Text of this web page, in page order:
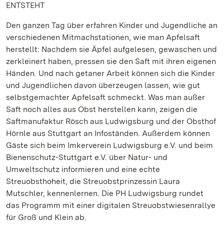
ENTSTEHT
Den ganzen Tag über erfahren Kinder und Jugendliche an
verschiedenen Mitmachstationen, wie man Apfelsaft
herstellt: Nachdem sie Äpfel aufgelesen, gewaschen und
zerkleinert haben, pressen sie den Saft mit ihren eigenen
Händen. Und nach getaner Arbeit können sich die Kinder
und Jugendlichen davon überzeugen lassen, wie gut
selbstgemachter Apfelsaft schmeckt. Was man außer
Saft noch alles aus Obst herstellen kann, zeigen die
Saftmanufaktur Rösch aus Ludwigsburg und der Obsthof
Hörnle aus Stuttgart an Infoständen. Außerdem können
Gäste sich beim Imkerverein Ludwigsburg e.V. und beim
Bienenschutz-Stuttgart e.V. über Natur- und
Umweltschutz informieren und eine echte
Streuobsthoheit, die Streuobstprinzessin Laura
Mutschler, kennenlernen. Die PH Ludwigsburg rundet
das Programm mit einer digitalen Streuobstwiesenrallye
für Groß und Klein ab.